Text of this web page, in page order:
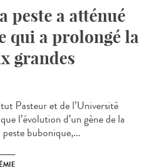
peste a atténué
qui a prolongé la
grandes
Pasteur et de l’Université
l’évolution d’un gène de la
bubonique,...